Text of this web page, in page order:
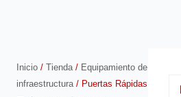
Inicio/ Tienda/ Equipamiento de
infraestructura/ Puertas Rápidas